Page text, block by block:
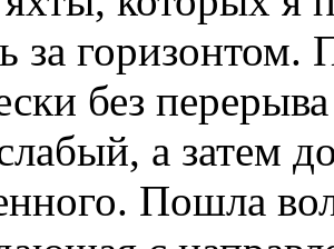
за горизонтом.
без
а затем
Пошла